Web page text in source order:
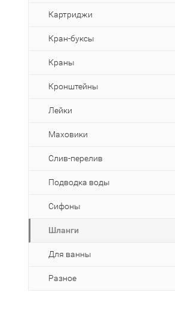
Картриджи
Кран-буксы
Краны
Кронштейны
Лейки
Маховики
Слив-перелив
Подводка воды
Сифоны
Шланги
Для ванны
Разное